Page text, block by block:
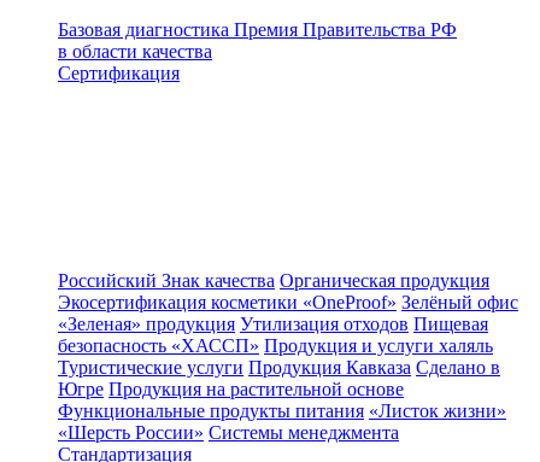
Базовая диагностика Премия Правительства РФ
в области качества
Сертификация
Российский Знак качества Органическая продукция
Экосертификация косметики «OneProof» Зелёный офис
«Зеленая» продукция Утилизация отходов Пищевая
безопасность «ХАССП» Продукция и услуги халяль
Туристические услуги Продукция Кавказа Сделано в
Югре Продукция на растительной основе
Функциональные продукты питания «Листок жизни»
«Шерсть России» Системы менеджмента
Стандартизация